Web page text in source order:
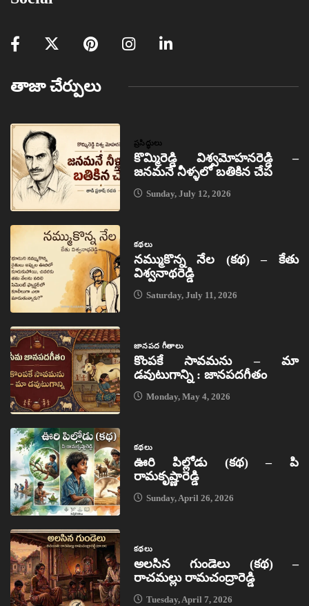
తాజా చేర్పులు
ప్రసిద్ధులు
కొమ్మిరెడ్డి విశ్వమోహనరెడ్డి –
జనమనే నీళ్ళలో బతికిన చేప
Sunday, July 12, 2026
కథలు
నమ్ముకొన్న నేల (కథ) – కేతు
విశ్వనాథరెడ్డి
Saturday, July 11, 2026
జానపద గీతాలు
కొంపకే సావమను – మా
డవుటుగాన్ని : జానపదగీతం
Monday, May 4, 2026
కథలు
ఊరి పిల్లోడు (కథ) – పి
రామకృష్ణారెడ్డి
Sunday, April 26, 2026
కథలు
అలసిన గుండెలు (కథ) –
రాచమల్లు రామచంద్రారెడ్డి
Tuesday, April 7, 2026